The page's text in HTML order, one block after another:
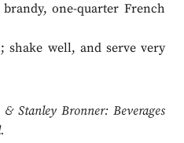
one-quarter French
shake well, and serve very
Stanley Bronner: Beverages